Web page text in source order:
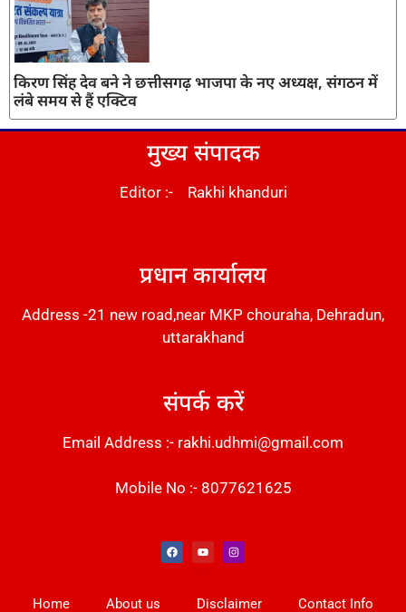
किरण सिंह देव बने ने छत्तीसगढ़ भाजपा के नए अध्यक्ष, संगठन में
लंबे समय से हैं एक्टिव
मुख्य संपादक
Editor :- Rakhi khanduri
प्रधान कार्यालय
Address -21 new road,near MKP chouraha, Dehradun,
uttarakhand
संपर्क करें
Email Address :- rakhi.udhmi@gmail.com
Mobile No :- 8077621625
Home About us Disclaimer Contact Info